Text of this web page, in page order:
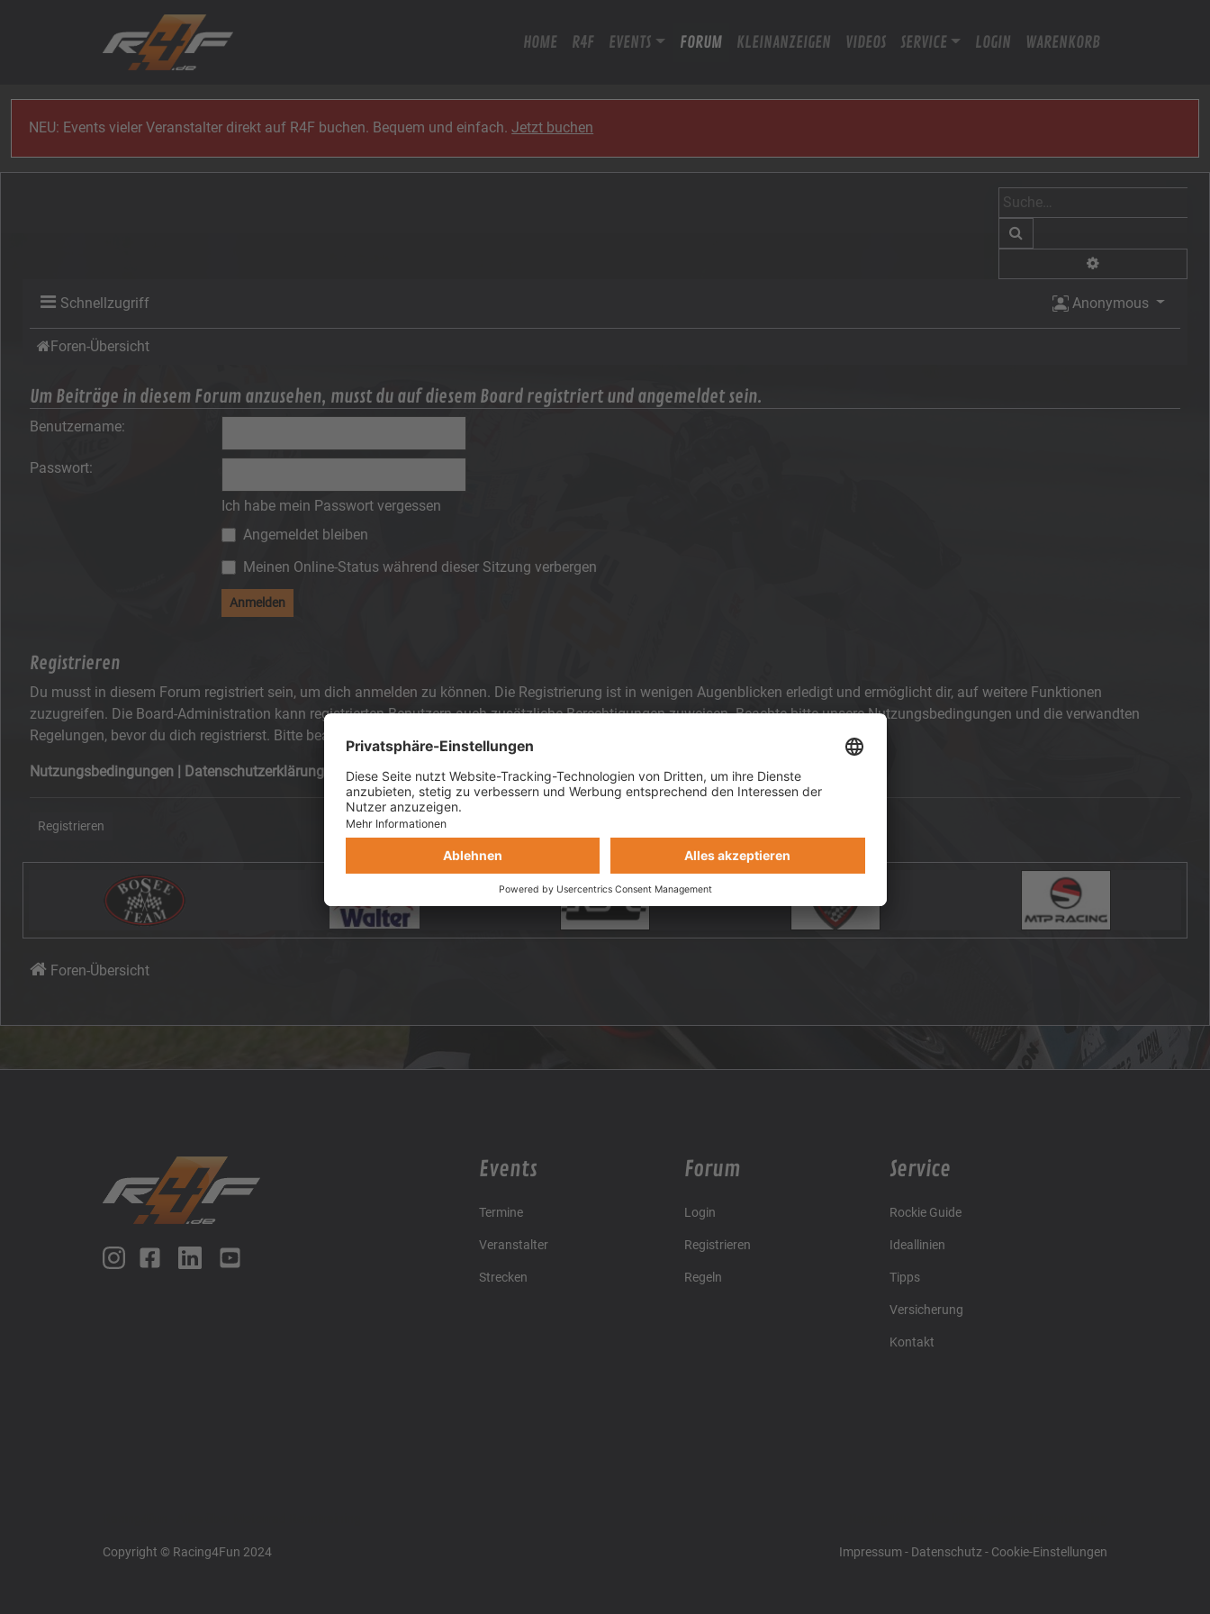
HOME R4F EVENTS FORUM KLEINANZEIGEN VIDEOS SERVICE LOGIN WARENKORB
NEU: Events vieler Veranstalter direkt auf R4F buchen. Bequem und einfach.Jetzt buchen
Schnellzugriff Anonymous
Foren-Übersicht
Um Beiträge in diesem Forum anzusehen, musst du auf diesem Board registriert und angemeldet sein.
Benutzername:
Passwort:
Ich habe mein Passwort vergessen
Angemeldet bleiben
Meinen Online-Status während dieser Sitzung verbergen
Registrieren
Du musst in diesem Forum registriert sein, um dich anmelden zu können. Die Registrierung ist in wenigen Augenblicken erledigt und ermöglicht dir, auf weitere Funktionen
zuzugreifen. Die Board-Administration kann registrierten Benutzern auch zusätzliche Berechtigungen zuweisen. Beachte bitte unsere Nutzungsbedingungen und die verwandten
Regelungen, bevor du dich registrierst. Bitte beachte auch die jeweiligen Forenregeln, wenn du dich in diesem Board bewegst.
Nutzungsbedingungen Datenschutzerklärung
Registrieren
Foren-Übersicht
Events
Termine
Veranstalter
Strecken
Forum
Login
Registrieren
Regeln
Service
Rockie Guide
Ideallinien
Tipps
Versicherung
Kontakt
Copyright © Racing4Fun 2024 Impressum - Datenschutz- Cookie-Einstellungen